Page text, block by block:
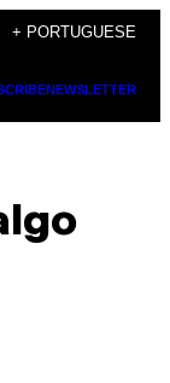
+ PORTUGUESE
NEWSLETTER